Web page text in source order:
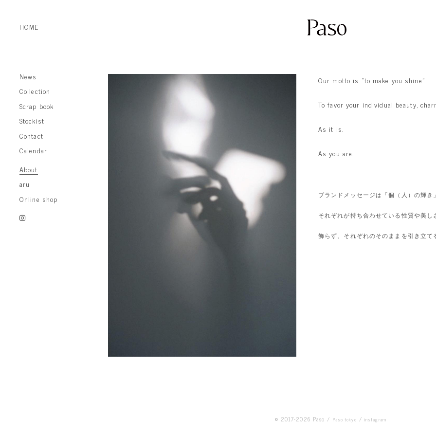
Our motto is “to make you shine”
To favor your individual beauty,
As it is.
As you are.
ブランドメッセージは「個（人）の輝き
それぞれが持ち合わせている性質や美
飾らず、それぞれのそのままを引き立て
HOME
News
Collection
Scrap book
Stockist
Contact
Calendar
About
aru
Online shop
© 2017-2026 Paso Paso tokyo instagram